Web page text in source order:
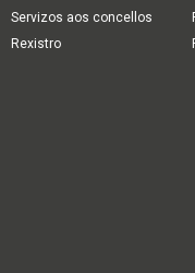
Servizos aos concellos
Rexistro